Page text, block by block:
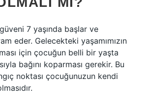
7 yaşında başlar ve
eder. Gelecekteki yaşamımızın
için çocuğun belli bir yaşta
bağını koparması gerekir. Bu
​​noktası çocuğunuzun kendi